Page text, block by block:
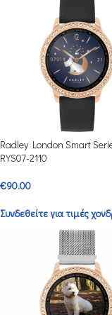
Radley London Smart
RYS07-2110
€90.00
Συνδεθείτε για τιμές